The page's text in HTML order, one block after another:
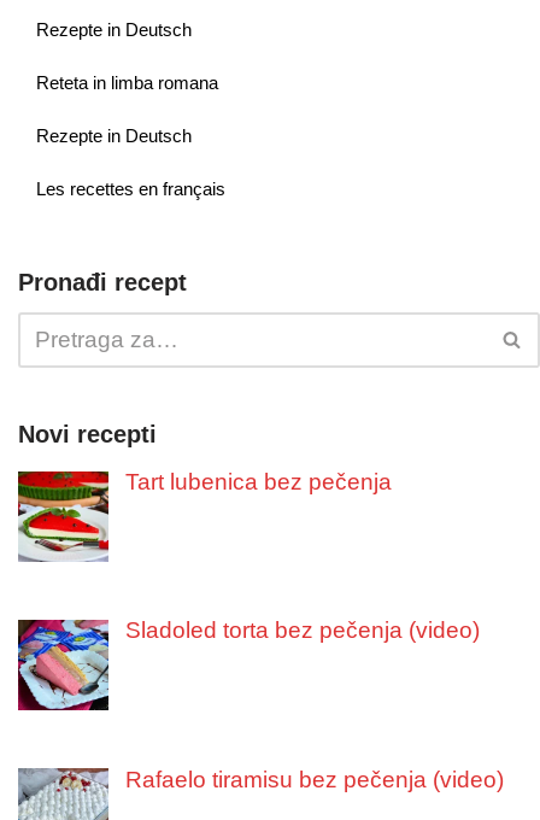
Rezepte in Deutsch
Reteta in limba romana
Rezepte in Deutsch
Les recettes en français
Pronađi recept
Novi recepti
Tart lubenica bez pečenja
Sladoled torta bez pečenja (video)
Rafaelo tiramisu bez pečenja (video)